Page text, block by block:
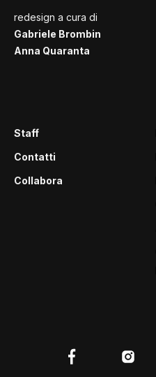
redesign a cura di
Gabriele Brombin
Anna Quaranta
Staff
Contatti
Collabora